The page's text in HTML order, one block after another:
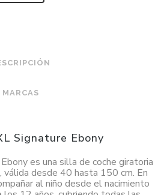
MARCAS
Signature Ebony
es una silla de coche giratoria
válida desde 40 hasta 150 cm. En
al niño desde el nacimiento